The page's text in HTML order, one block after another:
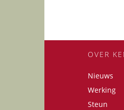
OVER
Nieuws
Werking
Steun